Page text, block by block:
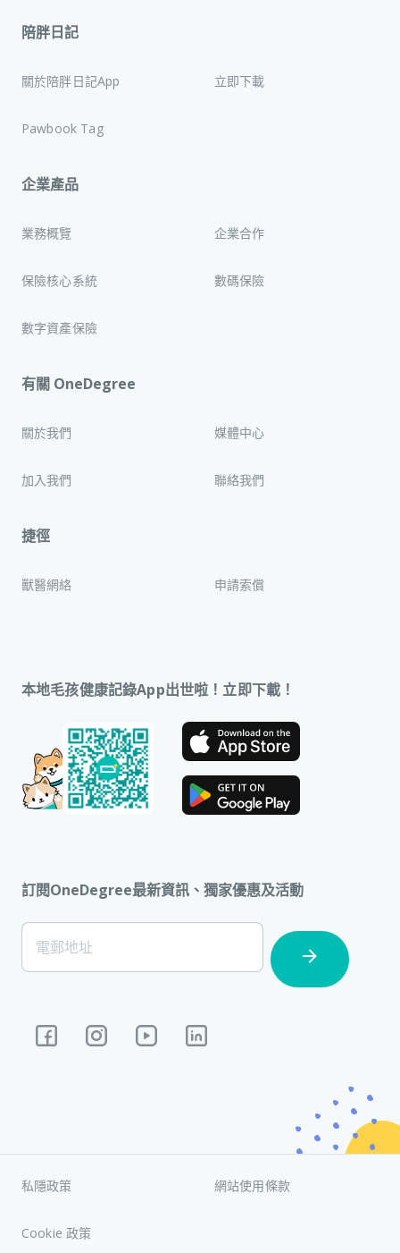
陪胖日記
關於陪胖日記App 立即下載
Pawbook Tag
企業產品
業務概覽 企業合作
保險核心系統 數碼保險
數字資產保險
有關 OneDegree
關於我們 媒體中心
加入我們 聯絡我們
捷徑
獸醫網絡 申請索償
本地毛孩健康記錄App出世啦！立即下載！
訂閱OneDegree最新資訊、獨家優惠及活動
[Footer]
Subscription
電郵地址
私隱政策 網站使用條款
Cookie 政策